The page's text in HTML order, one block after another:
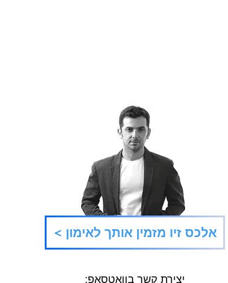
שבה הכל אפשרי
< אלכס זיו מזמין אותך לאימון
יצירת קשר בוואטסאפ: